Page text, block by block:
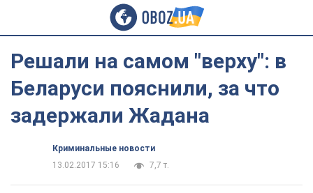
Решали на самом "верху": в
Беларуси пояснили, за что
задержали Жадана
Криминальные новости
13.02.2017 15:16
7,7 т.